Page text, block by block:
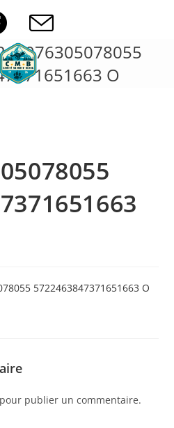
O
pour publier un commentaire.